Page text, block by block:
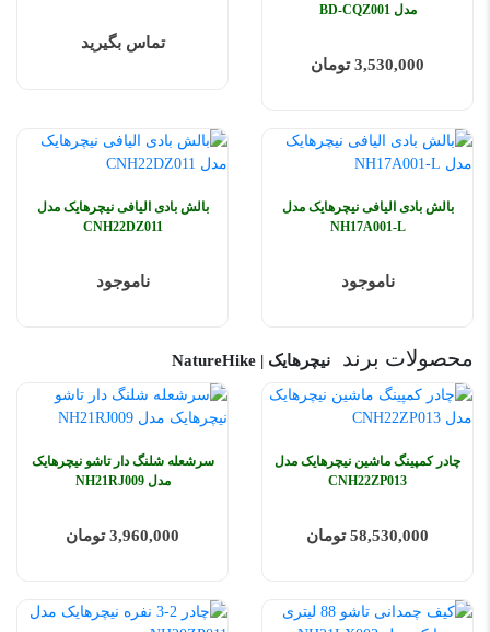
مدل BD-CQZ001
3,530,000 تومان
تماس بگیرید
بالش بادی الیافی نیچرهایک مدل
NH17A001-L
ناموجود
بالش بادی الیافی نیچرهایک مدل
CNH22DZ011
ناموجود
محصولات برند نیچرهایک | NatureHike
چادر کمپینگ ماشین نیچرهایک مدل
CNH22ZP013
58,530,000 تومان
سرشعله شلنگ دار تاشو نیچرهایک
مدل NH21RJ009
3,960,000 تومان